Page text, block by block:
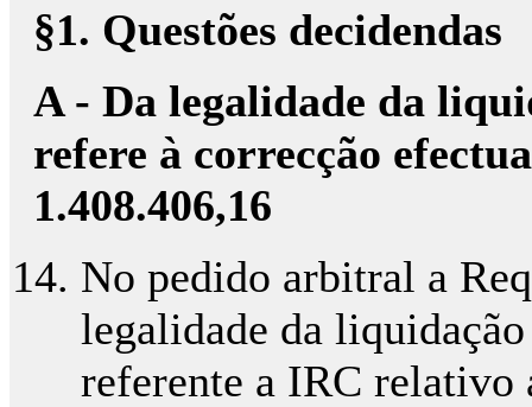
§1. Questões decidendas
A - Da legalidade da
refere à correcção
1.408.406,16
No pedido arbitral a
legalidade da
referente a IRC relativo